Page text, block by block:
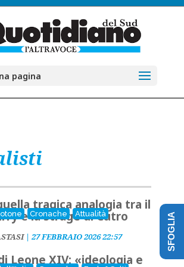
pagina
Cronache Attualità
tragica analogia tra il
e la strage di Cutro
| 27 FEBBRAIO 2026 22:57
Leone XIV: «ideologia e
SFOGLIA